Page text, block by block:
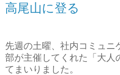
高尾山に登る
先週の土曜、社内コミュニ
部が主催してくれた「大人
てまいりました。